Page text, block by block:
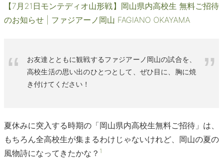
【7月21日モンテディオ山形戦】岡山県内高校生 無料ご招待
のお知らせ | ファジアーノ岡山 FAGIANO OKAYAMA
お友達とともに観戦するファジアーノ岡山の試合を、
高校生活の思い出のひとつとして、ぜひ目に、胸に焼
き付けてください！
夏休みに突入する時期の「岡山県内高校生無料ご招待」は、
もちろん全高校生が集まるわけじゃないけれど、岡山の夏の
風物詩になってきたかな？ 1